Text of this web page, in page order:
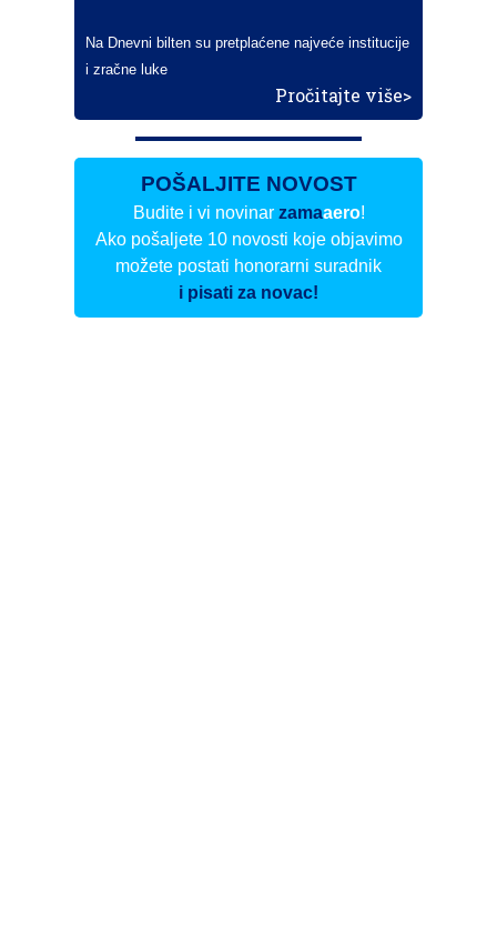
Na Dnevni bilten su pretplaćene najveće institucije
i zračne luke
Pročitajte više>
POŠALJITE NOVOST
Budite i vi novinar zamaaero!
Ako pošaljete 10 novosti koje objavimo
možete postati honorarni suradnik
i pisati za novac!